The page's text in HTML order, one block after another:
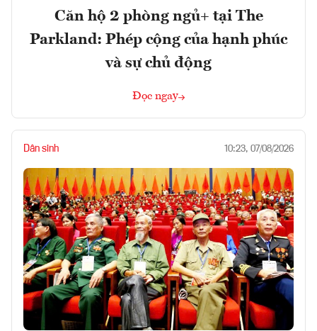
Căn hộ 2 phòng ngủ+ tại The
Parkland: Phép cộng của hạnh phúc
và sự chủ động
Đọc ngay
Dân sinh 10:23, 07/08/2026